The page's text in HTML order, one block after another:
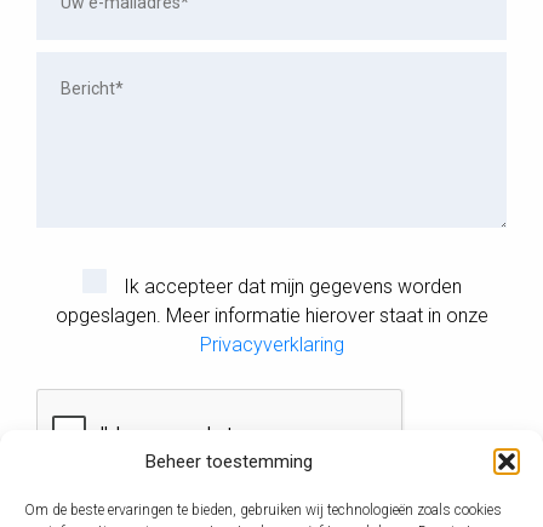
Beheer toestemming
Om de beste ervaringen te bieden, gebruiken wij technologieën zoals cookies
Ik accepteer dat mijn gegevens worden
opgeslagen. Meer informatie hierover staat in onze
Privacyverklaring